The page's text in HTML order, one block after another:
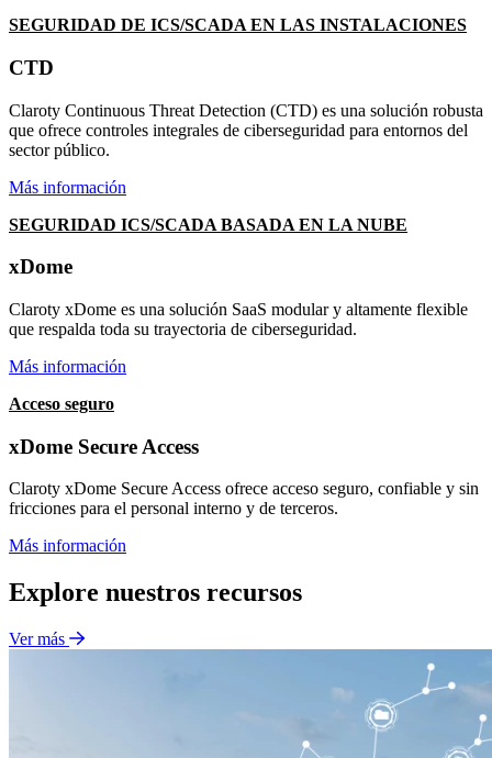
SEGURIDAD DE ICS/SCADA EN LAS INSTALACIONES
CTD
Claroty Continuous Threat Detection (CTD) es una solución robusta
que ofrece controles integrales de ciberseguridad para entornos del
sector público.
Más información
SEGURIDAD ICS/SCADA BASADA EN LA NUBE
xDome
Claroty xDome es una solución SaaS modular y altamente flexible
que respalda toda su trayectoria de ciberseguridad.
Más información
Acceso seguro
xDome Secure Access
Claroty xDome Secure Access ofrece acceso seguro, confiable y sin
fricciones para el personal interno y de terceros.
Más información
Explore nuestros recursos
Ver más